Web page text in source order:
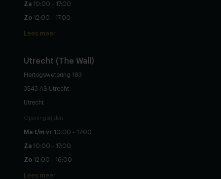
Za 10:00 - 17:00
Zo 12:00 - 17:00
Lees meer
Utrecht (The Wall)
Hertogswetering 183
3543 AS Utrecht
Utrecht
Openingstijden
Ma t/m vr 10:00 - 17:00
Za 10:00 - 17:00
Zo 12:00 - 16:00
Lees meer